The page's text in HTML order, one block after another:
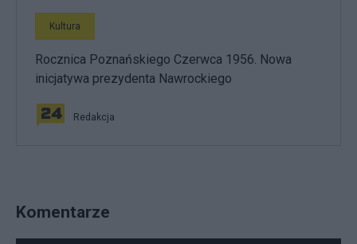
Kultura
Rocznica Poznańskiego Czerwca 1956. Nowa
inicjatywa prezydenta Nawrockiego
Redakcja
Komentarze